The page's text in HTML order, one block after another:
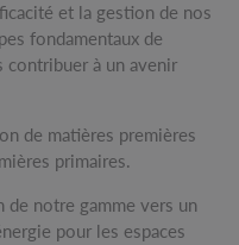
et la gestion de nos
fondamentaux de
contribuer à un avenir
de matières premières
primaires.
de notre gamme vers un
pour les espaces